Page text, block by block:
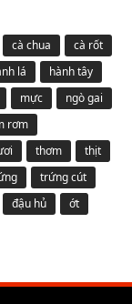
cà chua
cà rốt
lá
hành tây
mực
ngò gai
rơm
thơm
thịt
trứng cút
đậu hủ
ớt